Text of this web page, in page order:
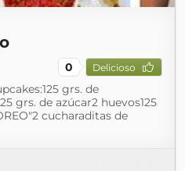
0 Delicioso
grs. de
grs. de azúcar2 huevos125
cucharaditas de